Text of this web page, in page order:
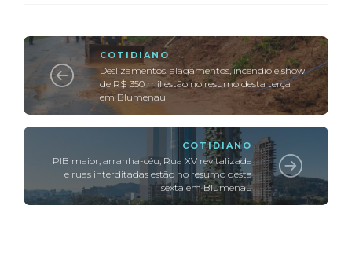
COTIDIANO
Deslizamentos, alagamentos, incêndio e show
de R$ 350 mil estão no resumo desta terça
em Blumenau
COTIDIANO
PIB maior, arranha-céu, Rua XV revitalizada
e ruas interditadas estão no resumo desta
sexta em Blumenau